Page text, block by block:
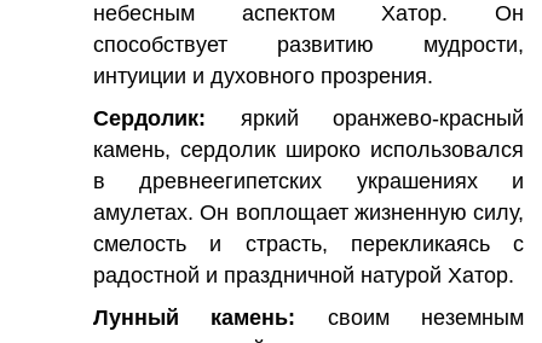
небесным аспектом Хатор. Он
способствует развитию мудрости,
интуиции и духовного прозрения.
Сердолик: яркий оранжево-красный
камень, сердолик широко использовался
в древнеегипетских украшениях и
амулетах. Он воплощает жизненную силу,
смелость и страсть, перекликаясь с
радостной и праздничной натурой Хатор.
Лунный камень: своим неземным